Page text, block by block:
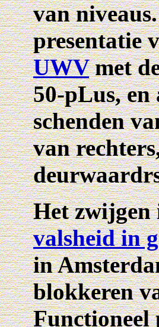
van
presentatie
UWVmet
50-pLus, en
schenden
van
Het zwijgen
valsheid in
in
blokkeren
Functioneel